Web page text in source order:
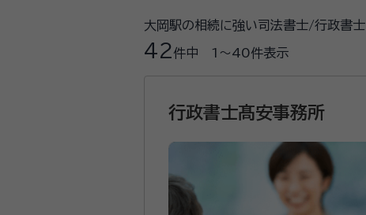
大岡駅の相続に強い司法書士/行政書士
42 件中 1〜40件表示
行政書士髙安事務所